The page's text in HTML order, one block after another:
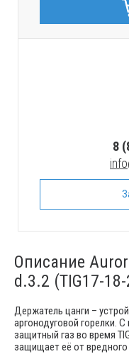
8
Описание
d.3.2 (TIG17-
Держатель цанги –
аргонодуговой горелки.
защитный газ во время
защищает её от вредного